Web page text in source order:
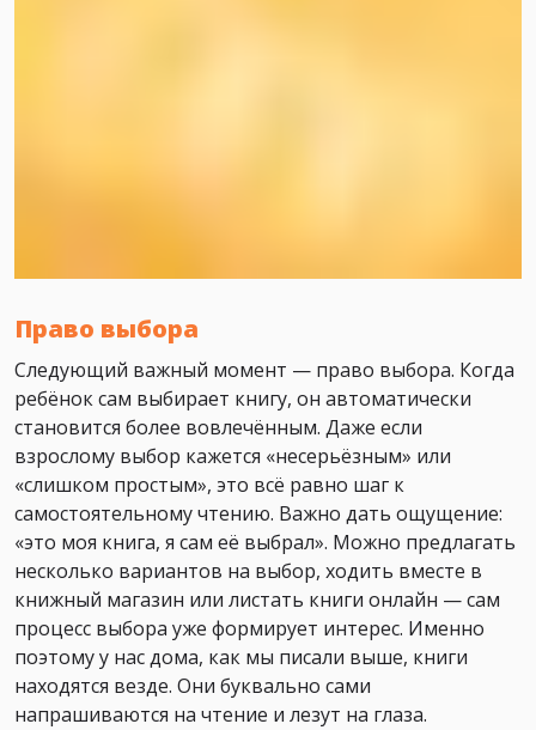
Право выбора
Следующий важный момент — право выбора. Когда
ребёнок сам выбирает книгу, он автоматически
становится более вовлечённым. Даже если
взрослому выбор кажется «несерьёзным» или
«слишком простым», это всё равно шаг к
самостоятельному чтению. Важно дать ощущение:
«это моя книга, я сам её выбрал». Можно предлагать
несколько вариантов на выбор, ходить вместе в
книжный магазин или листать книги онлайн — сам
процесс выбора уже формирует интерес. Именно
поэтому у нас дома, как мы писали выше, книги
находятся везде. Они буквально сами
напрашиваются на чтение и лезут на глаза.